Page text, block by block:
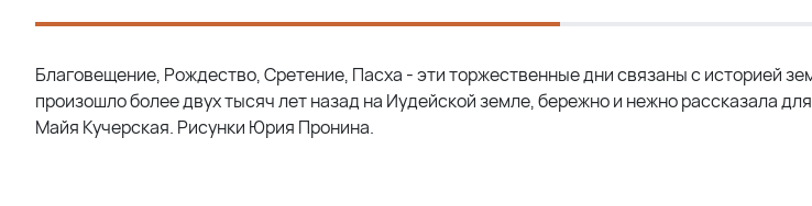
Благовещение, Рождество, Сретение, Пасха - эти торжественные дни связаны с историей
произошло более двух тысяч лет назад на Иудейской земле, бережно и нежно рассказала
Майя Кучерская. Рисунки Юрия Пронина.